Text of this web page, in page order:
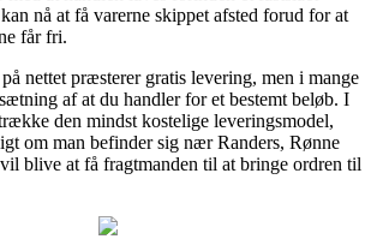
nå at få varerne skippet afsted forud for at
får fri.
nettet præsterer gratis levering, men i mange
af at du handler for et bestemt beløb. I
den mindst kostelige leveringsmodel,
om man befinder sig nær Randers, Rønne
blive at få fragtmanden til at bringe ordren til